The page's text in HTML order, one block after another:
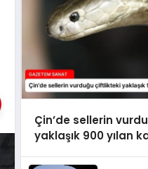
Çin’de sellerin
yaklaşık 900 yılan